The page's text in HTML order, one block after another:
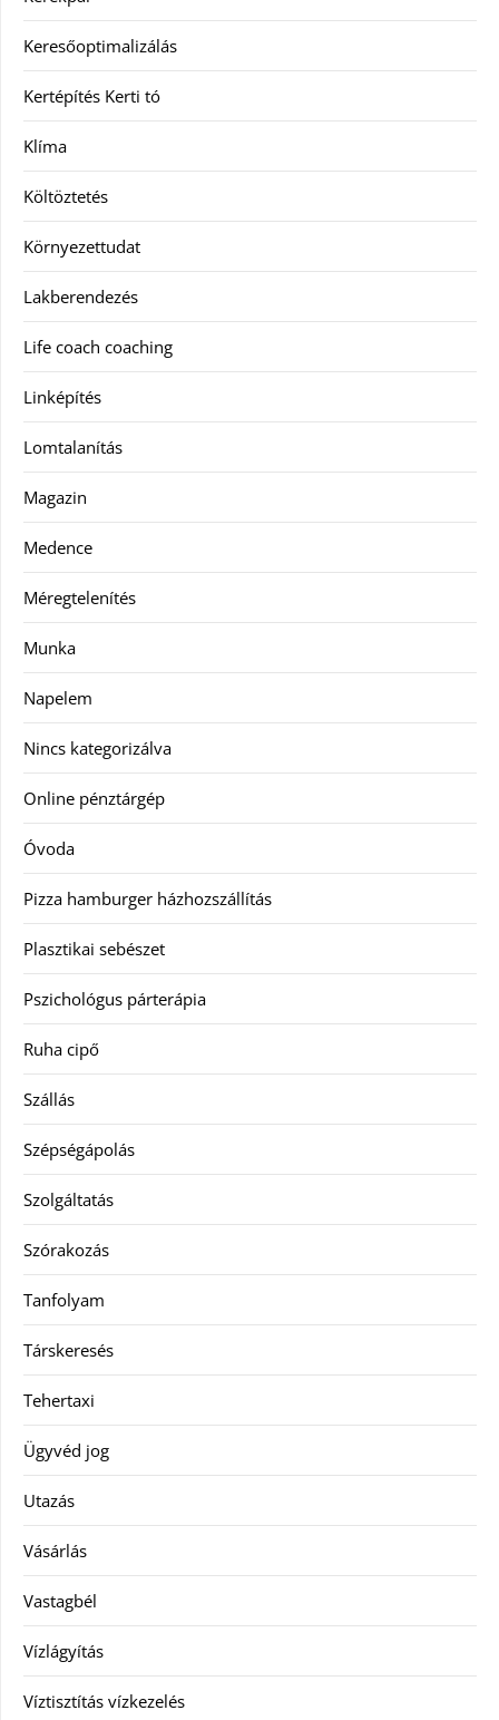
Keresőoptimalizálás
Kertépítés Kerti tó
Klíma
Költöztetés
Környezettudat
Lakberendezés
Life coach coaching
Linképítés
Lomtalanítás
Magazin
Medence
Méregtelenítés
Munka
Napelem
Nincs kategorizálva
Online pénztárgép
Óvoda
Pizza hamburger házhozszállítás
Plasztikai sebészet
Pszichológus párterápia
Ruha cipő
Szállás
Szépségápolás
Szolgáltatás
Szórakozás
Tanfolyam
Társkeresés
Tehertaxi
Ügyvéd jog
Utazás
Vásárlás
Vastagbél
Vízlágyítás
Víztisztítás vízkezelés